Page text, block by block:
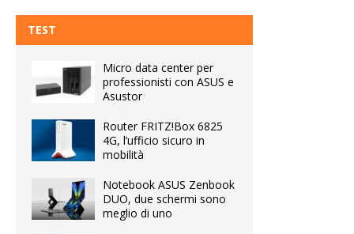
TEST
Micro data center per
professionisti con ASUS e
Asustor
Router FRITZ!Box 6825
4G, l’ufficio sicuro in
mobilità
Notebook ASUS Zenbook
DUO, due schermi sono
meglio di uno